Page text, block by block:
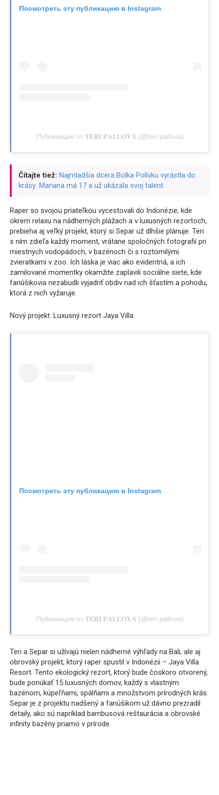
Посмотреть эту публикацию в Instagram
Публикация от 𝐓𝐄𝐑𝐈 𝐏𝐀𝐋𝐋𝐎𝐕𝐀́ (@teri.pallova)
Čítajte tiež: Najmladšia dcéra Bolka Polívku vyrástla do
krásy: Mariana má 17 a už ukázala svoj talent
Raper so svojou priateľkou vycestovali do Indonézie, kde
okrem relaxu na nádherných plážach a v luxusných rezortoch,
prebieha aj veľký projekt, ktorý si Separ už dlhšie plánuje. Teri
s ním zdieľa každý moment, vrátane spoločných fotografií pri
miestnych vodopádoch, v bazénoch či s roztomilými
zvieratkami v zoo. Ich láska je viac ako evidentná, a ich
zamilované momentky okamžite zaplavili sociálne siete, kde
fanúšikovia nezabudli vyjadriť obdiv nad ich šťastím a pohodu,
ktorá z nich vyžaruje.
Nový projekt: Luxusný rezort Jaya Villa
Посмотреть эту публикацию в Instagram
Публикация от 𝐓𝐄𝐑𝐈 𝐏𝐀𝐋𝐋𝐎𝐕𝐀́ (@teri.pallova)
Teri a Separ si užívajú nielen nádherné výhľady na Bali, ale aj
obrovský projekt, ktorý raper spustil v Indonézii – Jaya Villa
Resort. Tento ekologický rezort, ktorý bude čoskoro otvorený,
bude ponúkať 15 luxusných domov, každý s vlastným
bazénom, kúpeľňami, spálňami a množstvom prírodných krás.
Separ je z projektu nadšený a fanúšikom už dávno prezradil
detaily, ako sú napríklad bambusová reštaurácia a obrovské
infinity bazény priamo v prírode.